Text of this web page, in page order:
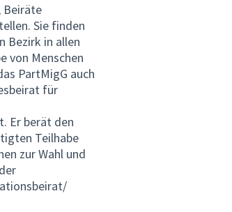
Beiräte
Sie finden
Bezirk in allen
von Menschen
PartMigG auch
für
Er berät den
Teilhabe
zur Wahl und